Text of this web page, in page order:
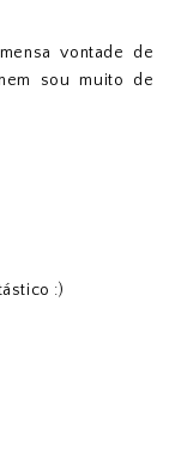
vontade de
sou muito de
:)